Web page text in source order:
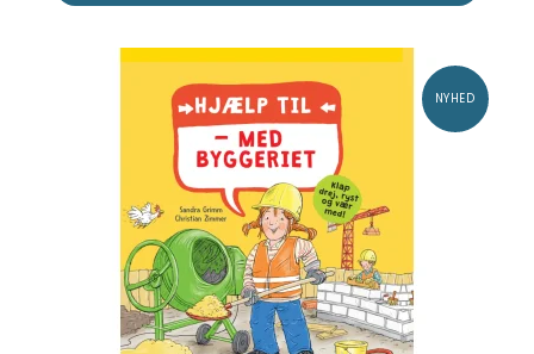
NYHED